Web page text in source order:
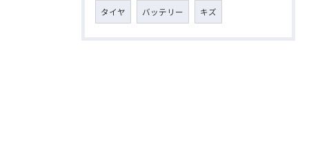
タイヤ バッテリー キズ